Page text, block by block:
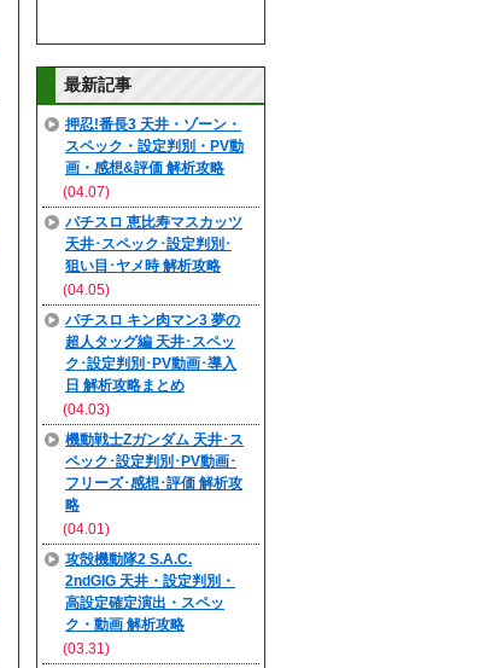
最新記事
押忍!番長3 天井・ゾーン・
スペック・設定判別・PV動
画・感想&評価 解析攻略
(04.07)
パチスロ 恵比寿マスカッツ
天井･スペック･設定判別･
狙い目･ヤメ時 解析攻略
(04.05)
パチスロ キン肉マン3 夢の
超人タッグ編 天井･スペッ
ク･設定判別･PV動画･導入
日 解析攻略まとめ
(04.03)
機動戦士Zガンダム 天井･ス
ペック･設定判別･PV動画･
フリーズ･感想･評価 解析攻
略
(04.01)
攻殻機動隊2 S.A.C.
2ndGIG 天井・設定判別・
高設定確定演出・スペッ
ク・動画 解析攻略
(03.31)